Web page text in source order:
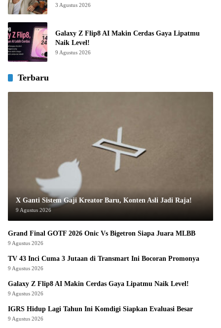
3 Agustus 2026
Galaxy Z Flip8 AI Makin Cerdas Gaya Lipatmu
Naik Level!
9 Agustus 2026
Terbaru
X Ganti Sistem Gaji Kreator Baru, Konten Asli Jadi Raja!
9 Agustus 2026
Grand Final GOTF 2026 Onic Vs Bigetron Siapa Juara MLBB
9 Agustus 2026
TV 43 Inci Cuma 3 Jutaan di Transmart Ini Bocoran Promonya
9 Agustus 2026
Galaxy Z Flip8 AI Makin Cerdas Gaya Lipatmu Naik Level!
9 Agustus 2026
IGRS Hidup Lagi Tahun Ini Komdigi Siapkan Evaluasi Besar
9 Agustus 2026